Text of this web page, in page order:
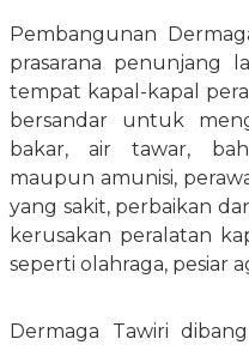
Pembangunan
prasarana penunjang
tempat kapal-kapal
bersandar untuk
bakar, air tawar,
maupun amunisi,
yang sakit, perbaikan
kerusakan peralatan
seperti olahraga, pesiar
Dermaga Tawiri